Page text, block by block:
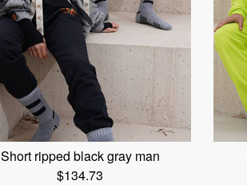
Short ripped black gray man
$134.73